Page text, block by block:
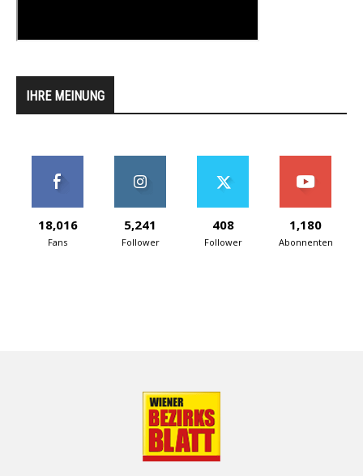
IHRE MEINUNG
18,016
Fans
5,241
Follower
408
Follower
1,180
Abonnenten